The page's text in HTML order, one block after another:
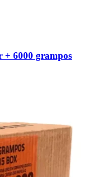
+ 6000 grampos